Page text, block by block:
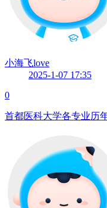
小海飞love
2025-1-07 17:35
0
首都医科大学各专业历